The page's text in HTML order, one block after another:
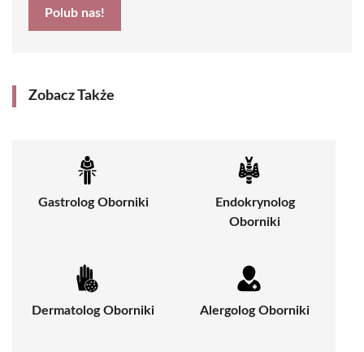
Polub nas!
Zobacz Także
Gastrolog Oborniki
Endokrynolog
Oborniki
Dermatolog Oborniki Alergolog Oborniki